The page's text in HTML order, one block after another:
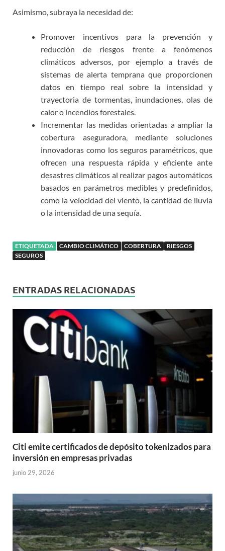
Asimismo, subraya la necesidad de:
Promover incentivos para la prevención y
reducción de riesgos frente a fenómenos
climáticos adversos, por ejemplo a través de
sistemas de alerta temprana que proporcionen
datos en tiempo real sobre la intensidad y
trayectoria de tormentas, inundaciones, olas de
calor o incendios forestales.
Incrementar las medidas orientadas a ampliar la
cobertura aseguradora, mediante soluciones
innovadoras como los seguros paramétricos, que
ofrecen una respuesta rápida y eficiente ante
desastres climáticos al realizar pagos automáticos
basados en parámetros medibles y predefinidos,
como la velocidad del viento, la cantidad de lluvia
o la intensidad de una sequía.
ETIQUETADA CAMBIO CLIMÁTICO COBERTURA
RIESGOS
SEGUROS
ENTRADAS RELACIONADAS
Citi emite certificados de depósito tokenizados para
inversión en empresas privadas
junio 29, 2026